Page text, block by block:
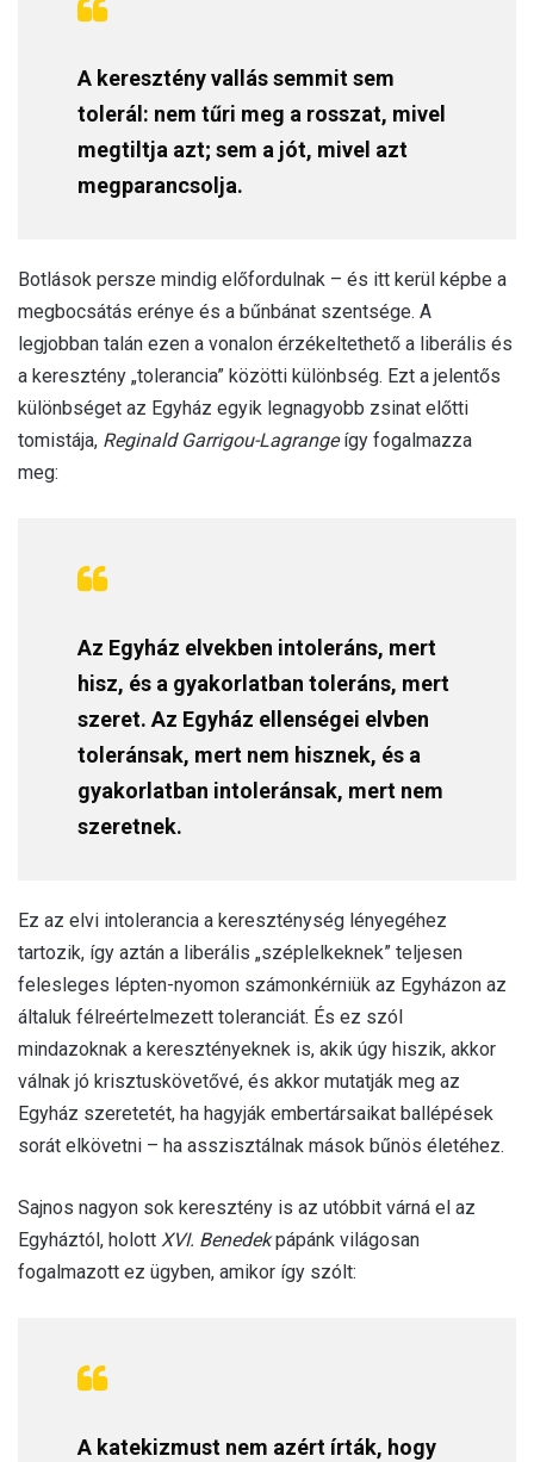
A keresztény vallás semmit sem
tolerál: nem tűri meg a rosszat, mivel
megtiltja azt; sem a jót, mivel azt
megparancsolja.
Botlások persze mindig előfordulnak – és itt kerül képbe a
megbocsátás erénye és a bűnbánat szentsége. A
legjobban talán ezen a vonalon érzékeltethető a liberális és
a keresztény „tolerancia” közötti különbség. Ezt a jelentős
különbséget az Egyház egyik legnagyobb zsinat előtti
tomistája, Reginald Garrigou-Lagrangeígy fogalmazza
meg:
Az Egyház elvekben intoleráns, mert
hisz, és a gyakorlatban toleráns, mert
szeret. Az Egyház ellenségei elvben
toleránsak, mert nem hisznek, és a
gyakorlatban intoleránsak, mert nem
szeretnek.
Ez az elvi intolerancia a kereszténység lényegéhez
tartozik, így aztán a liberális „széplelkeknek” teljesen
felesleges lépten-nyomon számonkérniük az Egyházon az
általuk félreértelmezett toleranciát. És ez szól
mindazoknak a keresztényeknek is, akik úgy hiszik, akkor
válnak jó krisztuskövetővé, és akkor mutatják meg az
Egyház szeretetét, ha hagyják embertársaikat ballépések
sorát elkövetni – ha asszisztálnak mások bűnös életéhez.
Sajnos nagyon sok keresztény is az utóbbit várná el az
Egyháztól, holott XVI. Benedekpápánk világosan
fogalmazott ez ügyben, amikor így szólt:
A katekizmust nem azért írták, hogy